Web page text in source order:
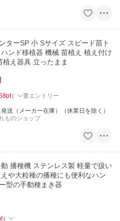
ターSP 小 Sサイズ スピード苗ト
ンド移植器 機械 苗植え 植え付け
植え器具 立ったまま
pt） 要エントリー
送（メーカー在庫）（休業日を除く）
ものショップ
種機 ステンレス製 軽量で扱い
や大粒種の播種にも便利なハン
型の手動種まき器
）